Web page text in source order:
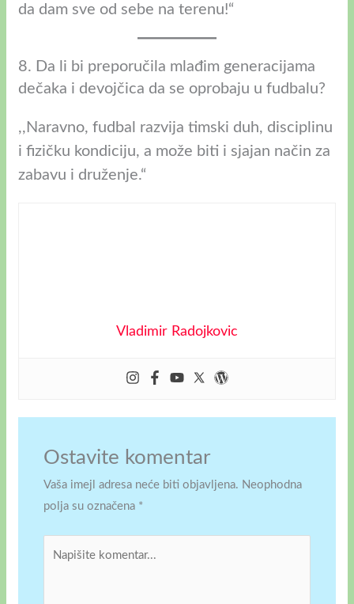
da dam sve od sebe na terenu!“
8. Da li bi preporučila mlađim generacijama
dečaka i devojčica da se oprobaju u fudbalu?
,,Naravno, fudbal razvija timski duh, disciplinu
i fizičku kondiciju, a može biti i sjajan način za
zabavu i druženje.“
Vladimir Radojkovic
Ostavite komentar
Vaša imejl adresa neće biti objavljena. Neophodna
polja su označena *